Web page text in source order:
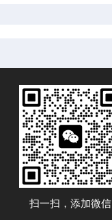
扫一扫，添加微信